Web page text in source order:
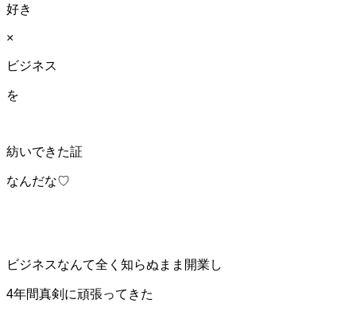
好き
×
ビジネス
を
紡いできた証
なんだな♡
ビジネスなんて全く知らぬまま開業し
4年間真剣に頑張ってきた